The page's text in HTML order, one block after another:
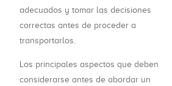
adecuados y tomar las decisiones
correctas antes de proceder a
transportarlos.
Los principales aspectos que deben
considerarse antes de abordar un